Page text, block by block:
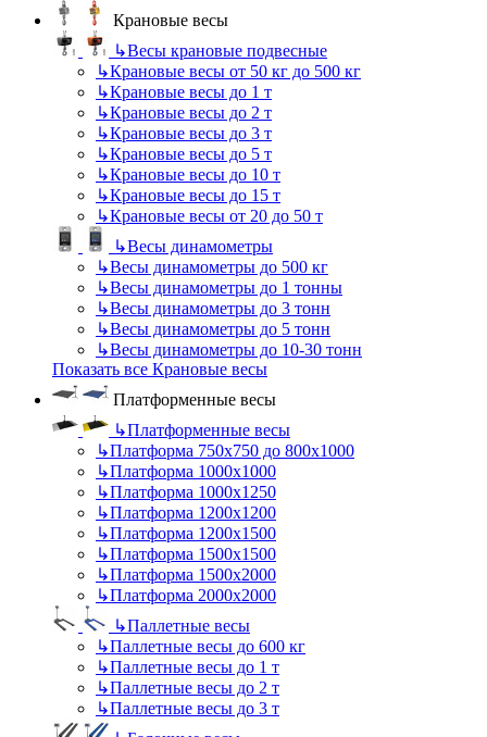
Крановые весы
↳Весы крановые подвесные
↳Крановые весы от 50 кг до 500 кг
↳Крановые весы до 1 т
↳Крановые весы до 2 т
↳Крановые весы до 3 т
↳Крановые весы до 5 т
↳Крановые весы до 10 т
↳Крановые весы до 15 т
↳Крановые весы от 20 до 50 т
↳Весы динамометры
↳Весы динамометры до 500 кг
↳Весы динамометры до 1 тонны
↳Весы динамометры до 3 тонн
↳Весы динамометры до 5 тонн
↳Весы динамометры до 10-30 тонн
Показать все Крановые весы
Платформенные весы
↳Платформенные весы
↳Платформа 750х750 до 800х1000
↳Платформа 1000х1000
↳Платформа 1000х1250
↳Платформа 1200х1200
↳Платформа 1200х1500
↳Платформа 1500х1500
↳Платформа 1500х2000
↳Платформа 2000х2000
↳Паллетные весы
↳Паллетные весы до 600 кг
↳Паллетные весы до 1 т
↳Паллетные весы до 2 т
↳Паллетные весы до 3 т